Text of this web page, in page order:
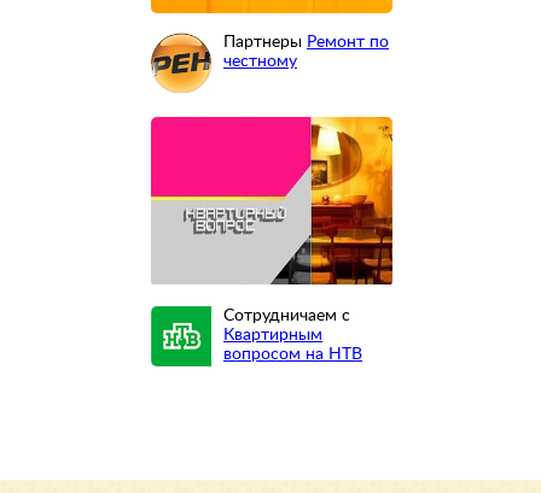
Партнеры Ремонт по
честному
Сотрудничаем с
Квартирным
вопросом на НТВ